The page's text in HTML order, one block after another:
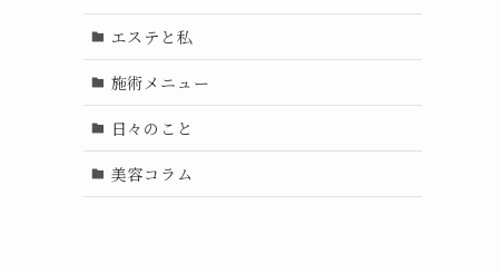
エステと私
施術メニュー
日々のこと
美容コラム